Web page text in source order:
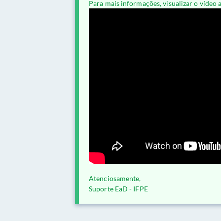
Para mais informações, visualizar o vídeo
Atenciosamente,
Suporte EaD - IFPE